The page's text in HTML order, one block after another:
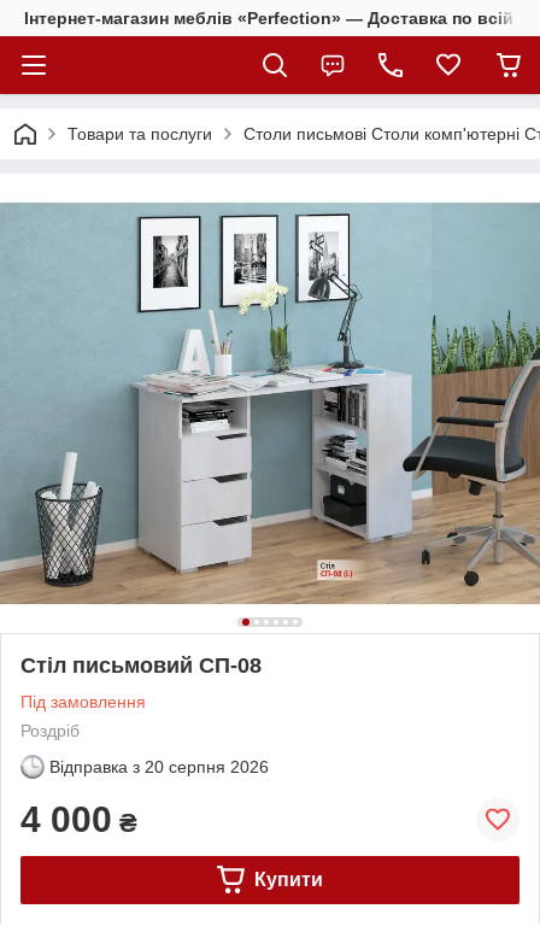
Інтернет-магазин меблів «Perfection» — Доставка по всій
Товари та послуги Столи письмові Столи комп'ютерні
Стіл письмовий СП-08
Під замовлення
Роздріб
Відправка з 20 серпня 2026
4 000 ₴
Купити